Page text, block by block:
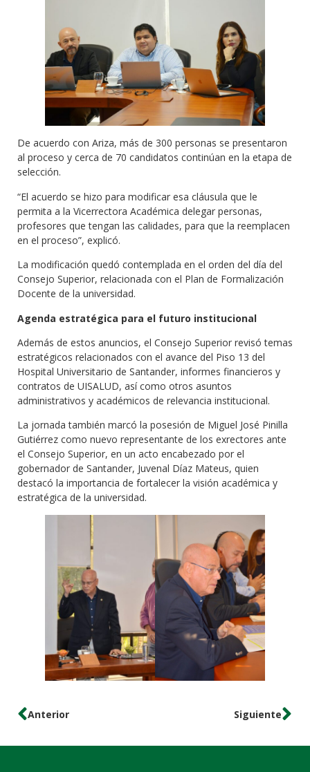
De acuerdo con Ariza, más de 300 personas se presentaron
al proceso y cerca de 70 candidatos continúan en la etapa de
selección.
“El acuerdo se hizo para modificar esa cláusula que le
permita a la Vicerrectora Académica delegar personas,
profesores que tengan las calidades, para que la reemplacen
en el proceso”, explicó.
La modificación quedó contemplada en el orden del día del
Consejo Superior, relacionada con el Plan de Formalización
Docente de la universidad.
Agenda estratégica para el futuro institucional
Además de estos anuncios, el Consejo Superior revisó temas
estratégicos relacionados con el avance del Piso 13 del
Hospital Universitario de Santander, informes financieros y
contratos de UISALUD, así como otros asuntos
administrativos y académicos de relevancia institucional.
La jornada también marcó la posesión de Miguel José Pinilla
Gutiérrez como nuevo representante de los exrectores ante
el Consejo Superior, en un acto encabezado por el
gobernador de Santander, Juvenal Díaz Mateus, quien
destacó la importancia de fortalecer la visión académica y
estratégica de la universidad.
Anterior Siguiente